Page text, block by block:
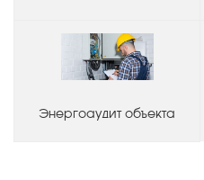
Энергоаудит объекта